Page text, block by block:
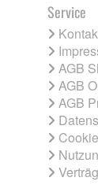
Service
AGB
AGB
AGB